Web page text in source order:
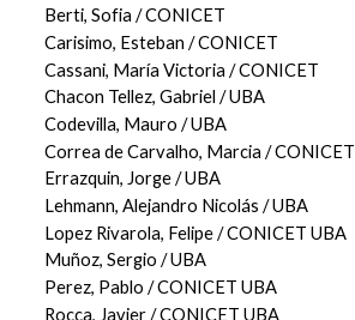
Berti, Sofia / CONICET
Carisimo, Esteban / CONICET
Cassani, María Victoria / CONICET
Chacon Tellez, Gabriel/ UBA
Codevilla, Mauro/ UBA
Correa de Carvalho, Marcia/ CONICET
Errazquin, Jorge / UBA
Lehmann, Alejandro Nicolás / UBA
Lopez Rivarola, Felipe / CONICET UBA
Muñoz, Sergio / UBA
Perez, Pablo/ CONICET UBA
Rocca, Javier / CONICET UBA